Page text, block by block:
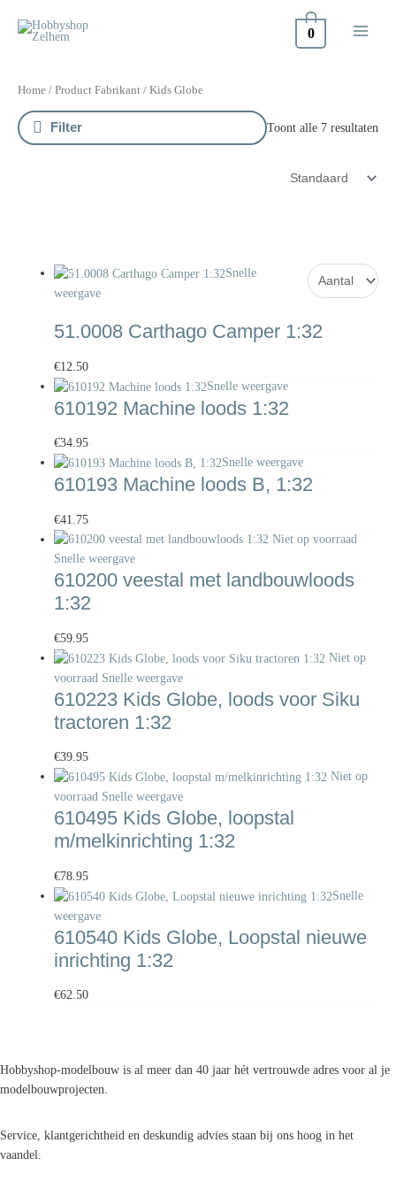
naar
0
Home / Product Fabrikant / Kids Globe
Filter Toont alle 7 resultaten
Snelle
weergave
51.0008 Carthago Camper 1:32
€12.50
Snelle weergave
610192 Machine loods 1:32
€34.95
Snelle weergave
610193 Machine loods B, 1:32
€41.75
Niet op voorraad
Snelle weergave
610200 veestal met landbouwloods
1:32
€59.95
Niet op
voorraad Snelle weergave
610223 Kids Globe, loods voor Siku
tractoren 1:32
€39.95
Niet op
voorraad Snelle weergave
610495 Kids Globe, loopstal
m/melkinrichting 1:32
€78.95
Snelle
weergave
610540 Kids Globe, Loopstal nieuwe
inrichting 1:32
€62.50
Hobbyshop-modelbouw is al meer dan 40 jaar hét vertrouwde adres voor al je
modelbouwprojecten.
Service, klantgerichtheid en deskundig advies staan bij ons hoog in het
vaandel.